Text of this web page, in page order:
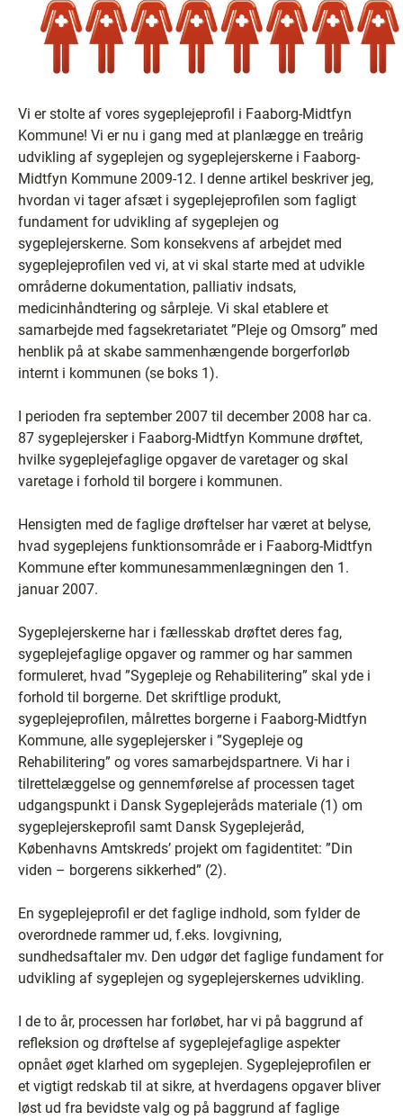
Vi er stolte af vores sygeplejeprofil i Faaborg-Midtfyn
Kommune! Vi er nu i gang med at planlægge en treårig
udvikling af sygeplejen og sygeplejerskerne i Faaborg-
Midtfyn Kommune 2009-12. I denne artikel beskriver jeg,
hvordan vi tager afsæt i sygeplejeprofilen som fagligt
fundament for udvikling af sygeplejen og
sygeplejerskerne. Som konsekvens af arbejdet med
sygeplejeprofilen ved vi, at vi skal starte med at udvikle
områderne dokumentation, palliativ indsats,
medicinhåndtering og sårpleje. Vi skal etablere et
samarbejde med fagsekretariatet ”Pleje og Omsorg” med
henblik på at skabe sammenhængende borgerforløb
internt i kommunen (se boks 1).
I perioden fra september 2007 til december 2008 har ca.
87 sygeplejersker i Faaborg-Midtfyn Kommune drøftet,
hvilke sygeplejefaglige opgaver de varetager og skal
varetage i forhold til borgere i kommunen.
Hensigten med de faglige drøftelser har været at belyse,
hvad sygeplejens funktionsområde er i Faaborg-Midtfyn
Kommune efter kommunesammenlægningen den 1.
januar 2007.
Sygeplejerskerne har i fællesskab drøftet deres fag,
sygeplejefaglige opgaver og rammer og har sammen
formuleret, hvad ”Sygepleje og Rehabilitering” skal yde i
forhold til borgerne. Det skriftlige produkt,
sygeplejeprofilen, målrettes borgerne i Faaborg-Midtfyn
Kommune, alle sygeplejersker i ”Sygepleje og
Rehabilitering” og vores samarbejdspartnere. Vi har i
tilrettelæggelse og gennemførelse af processen taget
udgangspunkt i Dansk Sygeplejeråds materiale (1) om
sygeplejerskeprofil samt Dansk Sygeplejeråd,
Københavns Amtskreds’ projekt om fagidentitet: ”Din
viden – borgerens sikkerhed” (2).
En sygeplejeprofil er det faglige indhold, som fylder de
overordnede rammer ud, f.eks. lovgivning,
sundhedsaftaler mv. Den udgør det faglige fundament for
udvikling af sygeplejen og sygeplejerskernes udvikling.
I de to år, processen har forløbet, har vi på baggrund af
refleksion og drøftelse af sygeplejefaglige aspekter
opnået øget klarhed om sygeplejen. Sygeplejeprofilen er
et vigtigt redskab til at sikre, at hverdagens opgaver bliver
løst ud fra bevidste valg og på baggrund af faglige